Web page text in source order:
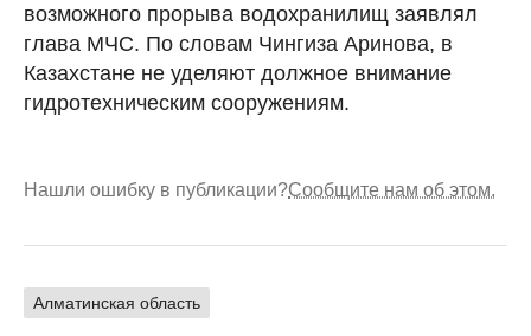
возможного прорыва водохранилищ заявлял
глава МЧС. По словам Чингиза Аринова, в
Казахстане не уделяют должное внимание
гидротехническим сооружениям.
Нашли ошибку в публикации?Сообщите нам об этом.
Алматинская область